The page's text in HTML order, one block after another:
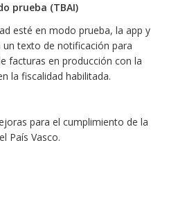
prueba (TBAI)
esté en modo prueba, la app y
texto de notificación para
facturas en producción con la
la fiscalidad habilitada.
para el cumplimiento de la
País Vasco.